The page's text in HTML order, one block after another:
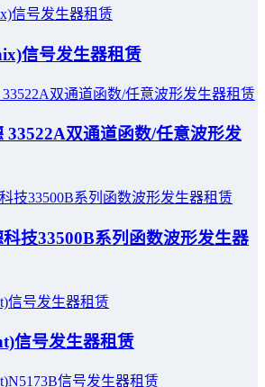
信号发生器租赁
33522A双通道函数/任意波形发
技33500B系列函数波形发生器
信号发生器租赁